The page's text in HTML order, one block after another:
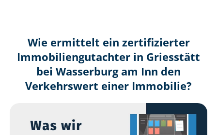
Wie ermittelt ein zertifizierter
Immobilien­gutachter in Griesstätt
bei Wasserburg am Inn den
Verkehrswert einer Immobilie?